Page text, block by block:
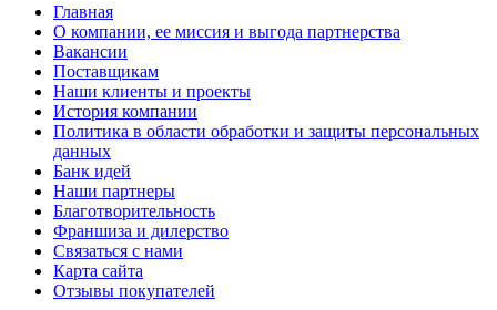
Главная
О компании, ее миссия и выгода партнерства
Вакансии
Поставщикам
Наши клиенты и проекты
История компании
Политика в области обработки и защиты персональных
данных
Банк идей
Наши партнеры
Благотворительность
Франшиза и дилерство
Связаться с нами
Карта сайта
Отзывы покупателей